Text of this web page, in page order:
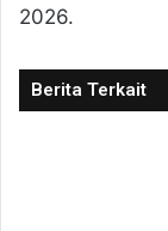
2026.
Berita Terkait